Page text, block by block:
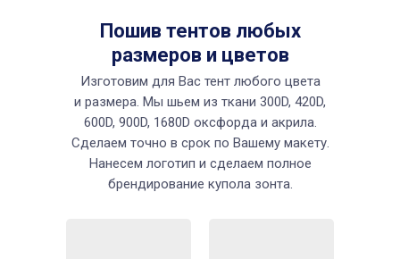
Изготовим для Вас тент любого цвета
и размера. Мы шьем из ткани 300D, 420D,
600D, 900D, 1680D оксфорда и акрила.
Сделаем точно в срок по Вашему макету.
Нанесем логотип и сделаем полное
брендирование купола зонта.
Пошив тентов любых
размеров и цветов